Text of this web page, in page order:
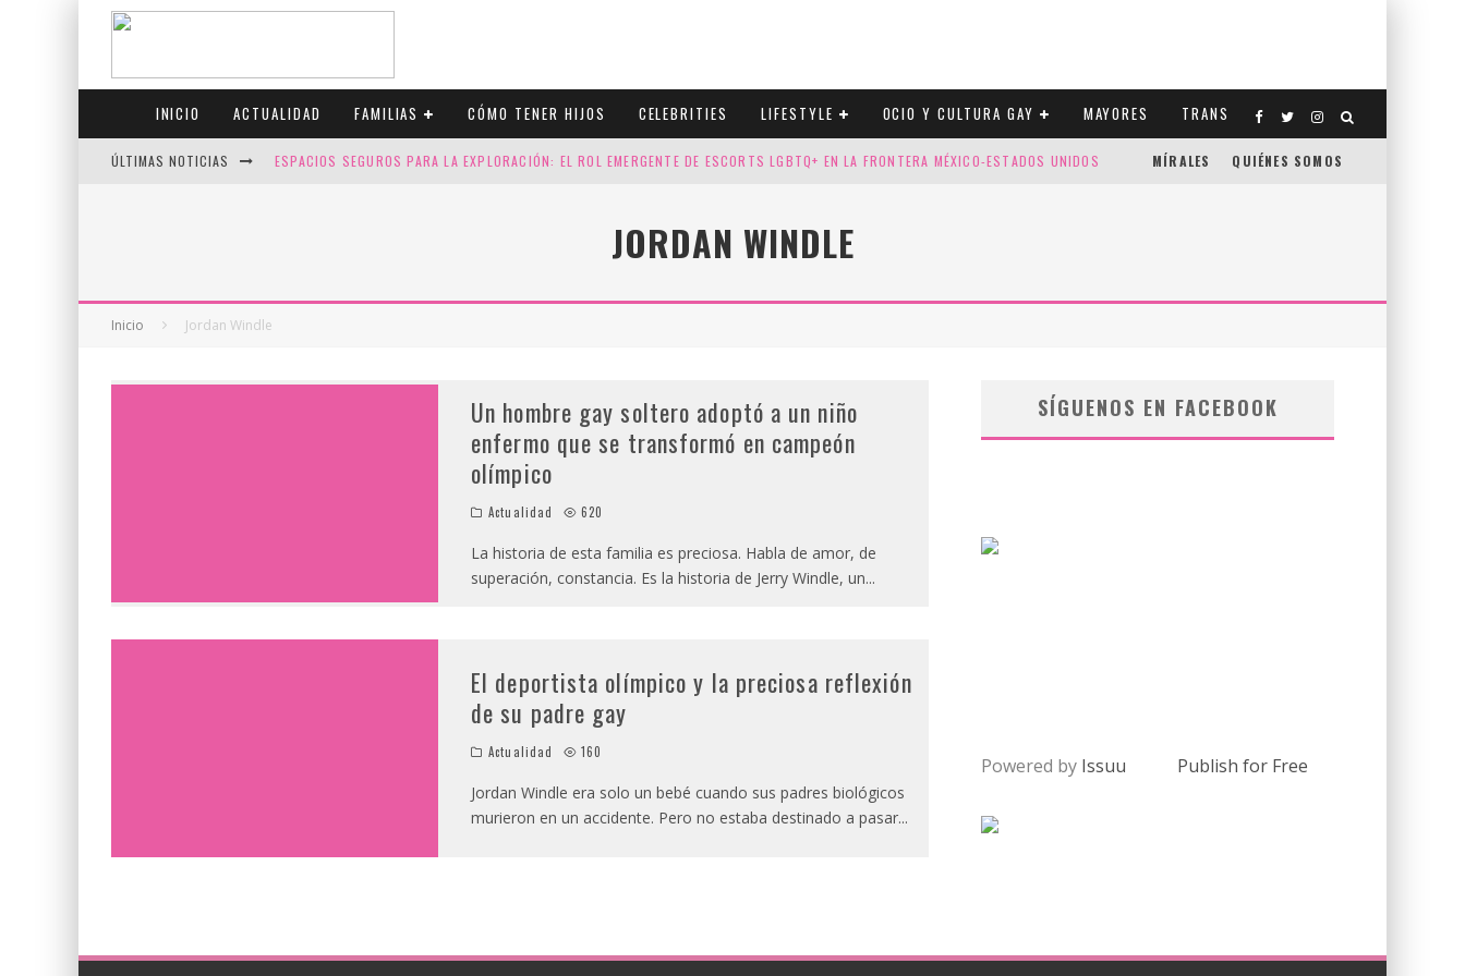
INICIO ACTUALIDAD FAMILIAS CÓMO TENER HIJOS CELEBRITIES LIFESTYLE OCIO Y CULTURA GAY MAYORES TRANS
ÚLTIMAS NOTICIAS ESPACIOS SEGUROS PARA LA EXPLORACIÓN: EL ROL EMERGENTE DE ESCORTS LGBTQ+ EN LA FRONTERA MÉXICO-ESTADOS UNIDOS
CANADÁ CELEBRA EL ORGULLO CON CUATRO SELLOS QUE HONRAN LA HISTORIA LGTB
MÍRALES QUIÉNES SOMOS
JORDAN WINDLE
Inicio Jordan Windle
Un hombre gay soltero adoptó a un niño
enfermo que se transformó en campeón
olímpico
Actualidad 620
La historia de esta familia es preciosa. Habla de amor, de
superación, constancia. Es la historia de Jerry Windle, un...
El deportista olímpico y la preciosa reflexión
de su padre gay
Actualidad 160
Jordan Windle era solo un bebé cuando sus padres biológicos
murieron en un accidente. Pero no estaba destinado a pasar...
SÍGUENOS EN FACEBOOK
Powered by Issuu Publish for Free